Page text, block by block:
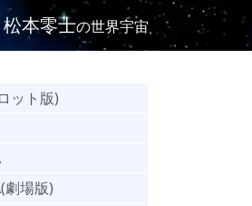
松本零士の世界宇宙
ット版)
劇場版)